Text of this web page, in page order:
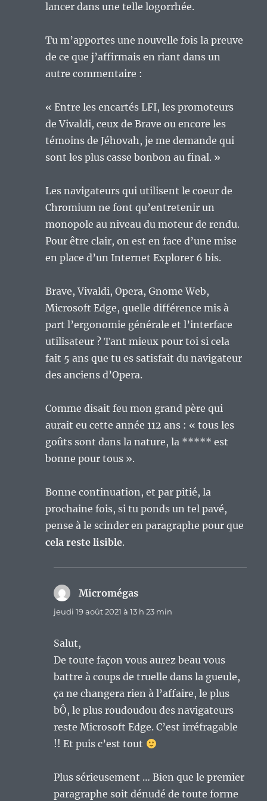
lancer dans une telle logorrhée.
Tu m’apportes une nouvelle fois la preuve
de ce que j’affirmais en riant dans un
autre commentaire :
« Entre les encartés LFI, les promoteurs
de Vivaldi, ceux de Brave ou encore les
témoins de Jéhovah, je me demande qui
sont les plus casse bonbon au final. »
Les navigateurs qui utilisent le coeur de
Chromium ne font qu’entretenir un
monopole au niveau du moteur de rendu.
Pour être clair, on est en face d’une mise
en place d’un Internet Explorer 6 bis.
Brave, Vivaldi, Opera, Gnome Web,
Microsoft Edge, quelle différence mis à
part l’ergonomie générale et l’interface
utilisateur ? Tant mieux pour toi si cela
fait 5 ans que tu es satisfait du navigateur
des anciens d’Opera.
Comme disait feu mon grand père qui
aurait eu cette année 112 ans : « tous les
goûts sont dans la nature, la ***** est
bonne pour tous ».
Bonne continuation, et par pitié, la
prochaine fois, si tu ponds un tel pavé,
pense à le scinder en paragraphe pour que
cela reste lisible.
Micromégas
jeudi 19 août 2021 à 13 h 23 min
Salut,
De toute façon vous aurez beau vous
battre à coups de truelle dans la gueule,
ça ne changera rien à l’affaire, le plus
bÔ, le plus roudoudou des navigateurs
reste Microsoft Edge. C’est irréfragable
!! Et puis c’est tout
Plus sérieusement … Bien que le premier
paragraphe soit dénudé de toute forme